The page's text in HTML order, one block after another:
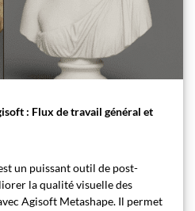
: Flux de travail général et
un puissant outil de post-
la qualité visuelle des
Agisoft Metashape. Il permet